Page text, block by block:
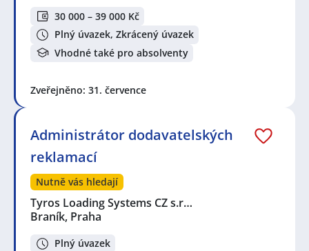
30 000 – 39 000 Kč
Plný úvazek, Zkrácený úvazek
Vhodné také pro absolventy
Zveřejněno: 31. července
Administrátor dodavatelských
reklamací
Nutně vás hledají
Tyros Loading Systems CZ s.r…
Braník, Praha
Plný úvazek